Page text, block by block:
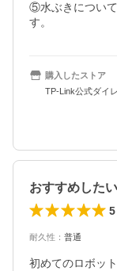
⑤水ぶきについ
す。
購入したストア
TP-Link公式ダイ
おすすめした
5
耐久性 ： 普通
初めてのロボッ